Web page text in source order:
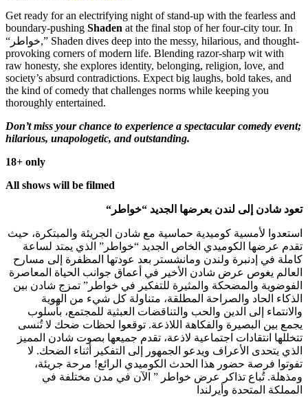
Get ready for an electrifying night of stand-up with the fearless and
boundary-pushing Shaden at the final stop of her four-city tour. In
“خواطر,” Shaden dives deep into the messy, hilarious, and thought-
provoking corners of modern life. Blending razor-sharp wit with
raw honesty, she explores identity, belonging, religion, love, and
society’s absurd contradictions. Expect big laughs, bold takes, and
the kind of comedy that challenges norms while keeping you
thoroughly entertained.
Don’t miss your chance to experience a spectacular comedy event;
hilarious, unapologetic, and outstanding.
18+ only
All shows will be filmed
“تعود شادن إلى لندن بعرضها الجديد “خواطر
استعدوا لأمسية كوميدية حماسية مع شادن الجريئة والمبتكرة، حيث
تقدم عرضها الكوميدي الخاص الجديد “خواطر” الذي يمتد لساعة
كاملة في إدنبرة ولندن ومانشستر بعد عودتها المظفرة إلى مسارح
العالم يغوص عرض شادن الأخير في أعماق جوانب الحياة المعاصرة
الفوضوية والمضحكة والمثيرة للتفكير في خواطر” تمزج شادن بين
الذكاء الحاد والصراحة المطلقة، متناولة كل شيء من الهوية
والانتماء إلى الدين والحب والتناقضات العبثية للمجتمع، بأسلوب
يجمع بين البصيرة والفكاهة اللاذعة. توقعوا لحظات ضحك لا تُنسى
تتخللها انتقادات اجتماعية لاذعة، تقدم جميعها بصوت شادن المميز
الذي يتحدى الأعراف ويدعو الجمهور إلى التفكير أثناء الضحك. لا
تفوتوا فرصة حضور هذا الحدث الكوميدي الرائع! مرحة جريئة،
ومذهلة. تُباع تذاكر عرض خواطر ” الآن في مدن مختلفة في
المملكة المتحدة وأيرلندا